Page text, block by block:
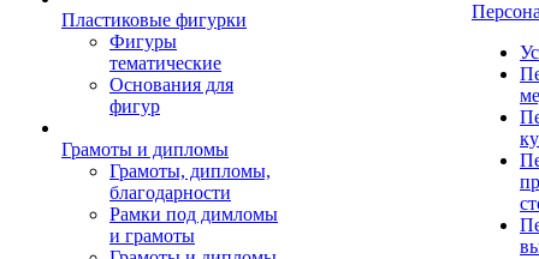
Пластиковые фигурки
Фигуры
тематические
Основания для
фигур
Грамоты и дипломы
Грамоты, дипломы,
благодарности
Рамки под димломы
и грамоты